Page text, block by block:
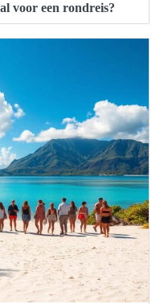
voor een rondreis?